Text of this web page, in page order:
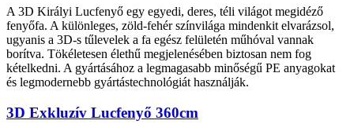
A 3D Királyi Lucfenyő egy egyedi, deres, téli világot megidéző
fenyőfa. A különleges, zöld-fehér színvilága mindenkit elvarázsol,
ugyanis a 3D-s tűlevelek a fa egész felületén műhóval vannak
borítva. Tökéletesen élethű megjelenésében biztosan nem fog
kételkedni. A gyártásához a legmagasabb minőségű PE anyagokat
és legmodernebb gyártástechnológiát használják.
3D Exkluzív Lucfenyő 360cm